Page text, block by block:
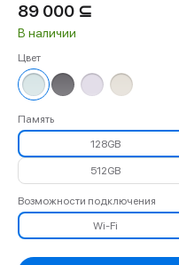
89 000 ⊆
В наличии
Цвет
Память
128GB
512GB
Возможности подключения
Wi-Fi